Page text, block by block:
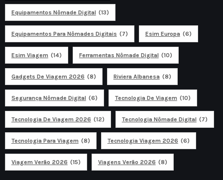
Equipamentos Nômade Digital (13)
Equipamentos Para Nômades Digitais (7) Esim Europa (6)
Esim Viagem (14) Ferramentas Nômade Digital (10)
Gadgets De Viagem 2026 (8) Riviera Albanesa (8)
Segurança Nômade Digital (6) Tecnologia De Viagem (10)
Tecnologia De Viagem 2026 (12) Tecnologia Nômade Digital (7)
Tecnologia Para Viagem (8) Tecnologia Viagem 2026 (6)
Viagem Verão 2026 (15) Viagens Verão 2026 (8)